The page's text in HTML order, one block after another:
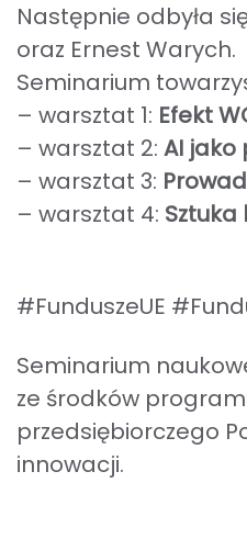
Następnie odbyła
oraz Ernest Warych.
Seminarium
– warsztat 1: Efekt
– warsztat 2: AI
– warsztat 3:
– warsztat 4:
#FunduszeUE
Seminarium
ze środków
przedsiębiorczego
innowacji.